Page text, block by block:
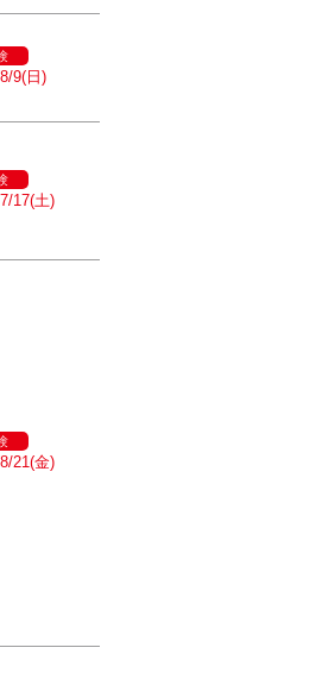
9(日)
17(土)
21(金)